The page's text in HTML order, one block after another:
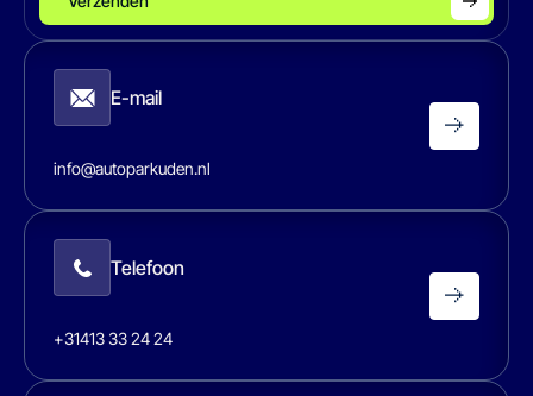
E-mail
info@autoparkuden.nl
Telefoon
+31413 33 24 24